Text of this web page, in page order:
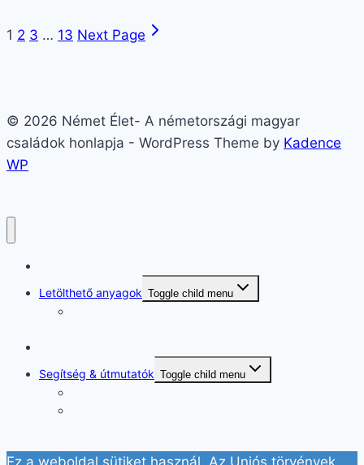
1 2 3 … 13 Next Page
© 2026 Német Élet- A németországi magyar
családok honlapja - WordPress Theme by Kadence
WP
Letölthető anyagok Toggle child menu
Segítség & útmutatók Toggle child menu
Ez a weboldal sütiket használ. Az Uniós törvények